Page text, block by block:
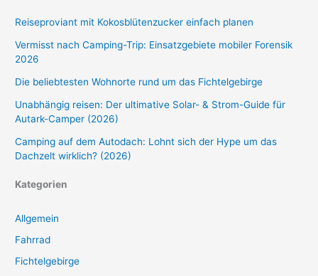
Reiseproviant mit Kokosblütenzucker einfach planen
Vermisst nach Camping-Trip: Einsatzgebiete mobiler Forensik
2026
Die beliebtesten Wohnorte rund um das Fichtelgebirge
Unabhängig reisen: Der ultimative Solar- & Strom-Guide für
Autark-Camper (2026)
Camping auf dem Autodach: Lohnt sich der Hype um das
Dachzelt wirklich? (2026)
Kategorien
Allgemein
Fahrrad
Fichtelgebirge